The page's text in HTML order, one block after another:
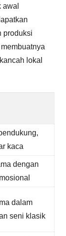
awal
produksi
lokal
kaca
dengan
dalam
seni klasik